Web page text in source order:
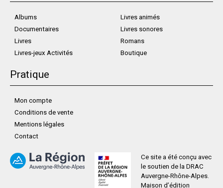
Albums
Documentaires
Livres
Livres-jeux Activités
Livres animés
Livres sonores
Romans
Boutique
Pratique
Mon compte
Conditions de vente
Mentions légales
Contact
Ce site a été conçu avec
le soutien de la DRAC
Auvergne-Rhône-Alpes.
Maison d’édition